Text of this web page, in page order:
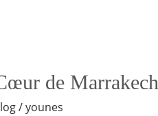
de Marrakech
/younes